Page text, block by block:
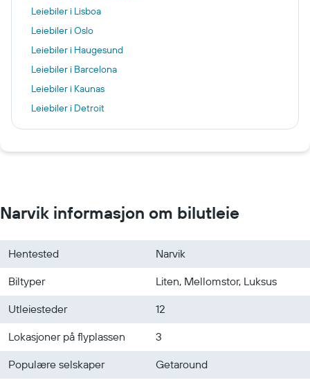
Leiebiler i Lisboa
Leiebiler i Oslo
Leiebiler i Haugesund
Leiebiler i Barcelona
Leiebiler i Kaunas
Leiebiler i Detroit
Leiebiler i Porto Alegre
Leiebiler i Bodø
Leiebiler i Svolvær
Leiebiler i Mo I Rana
Narvik informasjon om bilutleie
Hentested
Narvik
Biltyper
Liten, Mellomstor, Luksus
Utleiesteder
12
Lokasjoner på flyplassen
3
Populære selskaper
Getaround